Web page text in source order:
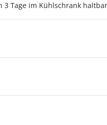
3 Tage im Kühlschrank